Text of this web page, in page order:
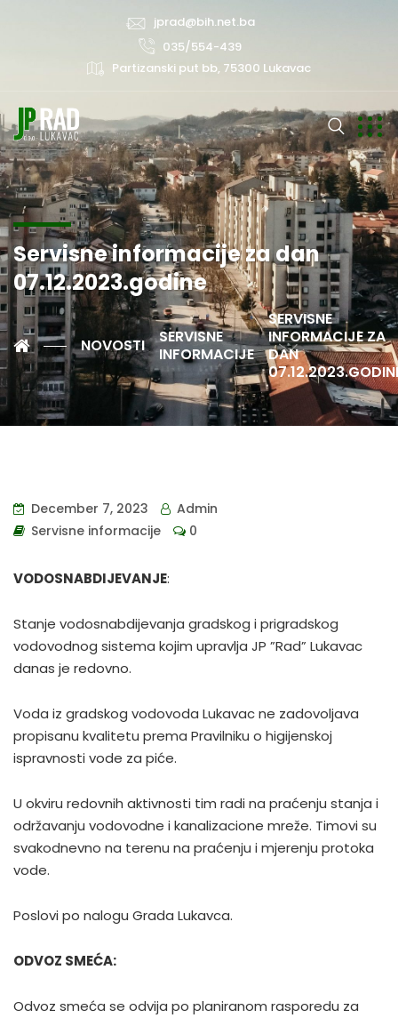
jprad@bih.net.ba
035/554-439
Partizanski put bb, 75300 Lukavac
Servisne informacije za dan
07.12.2023.godine
NOVOSTI
SERVISNE
INFORMACIJE
SERVISNE
INFORMACIJE ZA
DAN
December 7, 2023
Admin
Servisne informacije
0
VODOSNABDIJEVANJE:
Stanje vodosnabdijevanja gradskog i prigradskog
vodovodnog sistema kojim upravlja JP ”Rad” Lukavac
danas je redovno.
Voda iz gradskog vodovoda Lukavac ne zadovoljava
propisanu kvalitetu prema Pravilniku o higijenskoj
ispravnosti vode za piće.
U okviru redovnih aktivnosti tim radi na praćenju stanja i
održavanju vodovodne i kanalizacione mreže. Timovi su
svakodnevno na terenu na praćenju i mjerenju protoka
vode.
Poslovi po nalogu Grada Lukavca.
ODVOZ SMEĆA:
Odvoz smeća se odvija po planiranom rasporedu za